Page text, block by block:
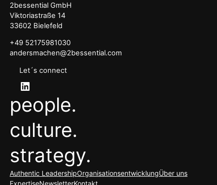
2bessential GmbH
Viktoriastraße 14
33602 Bielefeld
+49 52175981030
andersmachen@2bessential.com
Let´s connect
LinkedIn
people.
culture.
strategy.
Authentic LeadershipOrganisationsentwicklungÜber uns
ExpertiseNewsletterKontakt